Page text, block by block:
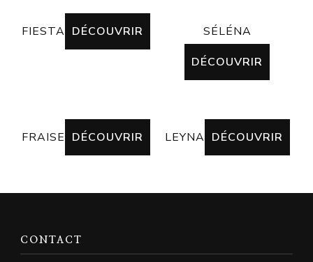
FIESTA DÉCOUVRIR
SÉLÉNA
DÉCOUVRIR
FRAISE DÉCOUVRIR LEYNA DÉCOUVRIR
CONTACT